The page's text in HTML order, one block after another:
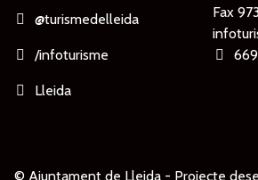
@turismedelleida
/infoturisme
Lleida
Fax
© Ajuntament de Lleida - Projecte